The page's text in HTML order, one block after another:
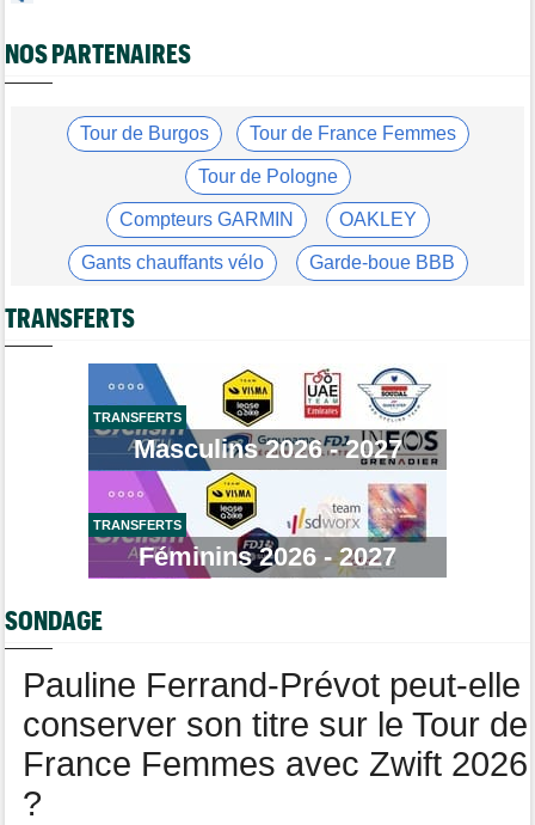
!
08/08
Route
Romain Bardet hospitalisé après une chute dans la descente du
Tour de France Femmes
Kasia Niewiadoma, "furieuse" : "Célia Gery m'a bloquée..."
Loes Adegeest : "On essaiera encore demain..."
Lilan Calmejane: "Pourquoi PFP nous raconte des salades ?"
Tour de France Femmes
Puck Pieterse : "Je ne sais pas à quoi m'attendre demain"
08/08
Tour de France Femmes
Niedermaier : "J’ai dit à Kasia que ce n’est pas fini"
Tour de Burgos
Felix Gall : "Ma 1ère victoire au général : un accomplissement !"
NOS PARTENAIRES
Tour de Burgos Tour de France Femmes
Tour de Pologne
Compteurs GARMIN OAKLEY
Gants chauffants vélo Garde-boue BBB
Casque ABUS
TRANSFERTS
TRANSFERTS
Masculins 2026 - 2027
TRANSFERTS
Féminins 2026 - 2027
SONDAGE
Pauline Ferrand-Prévot peut-elle
conserver son titre sur le Tour de
France Femmes avec Zwift 2026
?